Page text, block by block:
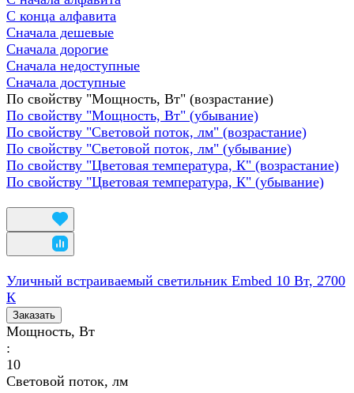
С конца алфавита
Сначала дешевые
Сначала дорогие
Сначала недоступные
Сначала доступные
По свойству "Мощность, Вт" (возрастание)
По свойству "Мощность, Вт" (убывание)
По свойству "Световой поток, лм" (возрастание)
По свойству "Световой поток, лм" (убывание)
По свойству "Цветовая температура, К" (возрастание)
По свойству "Цветовая температура, К" (убывание)
Уличный встраиваемый светильник Embed 10 Вт, 2700
К
Заказать
Мощность, Вт
:
10
Световой поток, лм